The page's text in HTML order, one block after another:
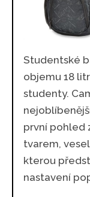
Studentské
objemu 18
studenty.
první pohled
tvarem,
kterou
nastavení